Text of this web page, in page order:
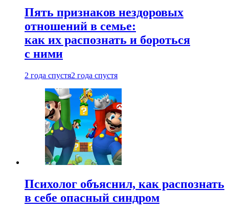
Пять признаков нездоровых
отношений в семье:
как их распознать и бороться
с ними
2 года спустя2 года спустя
Психолог объяснил, как распознать
в себе опасный синдром